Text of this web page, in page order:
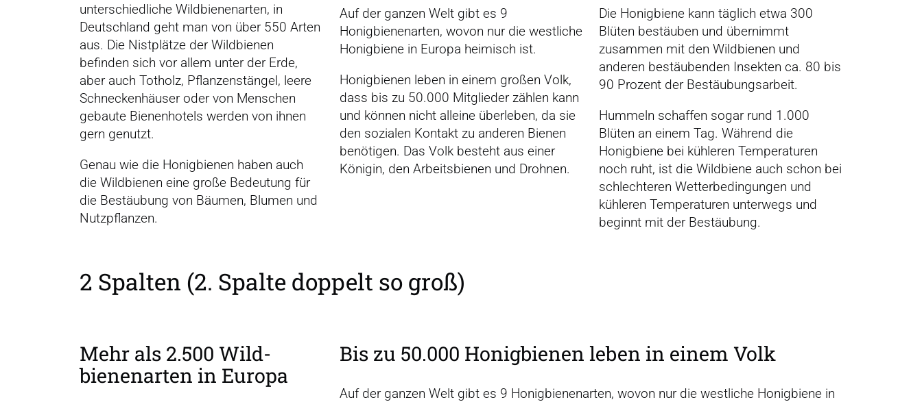
unterschiedliche Wildbienenarten, in
Deutschland geht man von über 550 Arten
aus. Die Nistplätze der Wildbienen
befinden sich vor allem unter der Erde,
aber auch Totholz, Pflanzenstängel, leere
Schneckenhäuser oder von Menschen
gebaute Bienenhotels werden von ihnen
gern genutzt.
Genau wie die Honigbienen haben auch
die Wildbienen eine große Bedeutung für
die Bestäubung von Bäumen, Blumen und
Nutzpflanzen.
Auf der ganzen Welt gibt es 9
Honigbienenarten, wovon nur die westliche
Honigbiene in Europa heimisch ist.
Honigbienen leben in einem großen Volk,
dass bis zu 50.000 Mitglieder zählen kann
und können nicht alleine überleben, da sie
den sozialen Kontakt zu anderen Bienen
benötigen. Das Volk besteht aus einer
Königin, den Arbeitsbienen und Drohnen.
Die Honigbiene kann täglich etwa 300
Blüten bestäuben und übernimmt
zusammen mit den Wildbienen und
anderen bestäubenden Insekten ca. 80 bis
90 Prozent der Bestäubungsarbeit.
Hummeln schaffen sogar rund 1.000
Blüten an einem Tag. Während die
Honigbiene bei kühleren Temperaturen
noch ruht, ist die Wildbiene auch schon bei
schlechteren Wetterbedingungen und
kühleren Temperaturen unterwegs und
beginnt mit der Bestäubung.
2 Spalten (2. Spalte doppelt so groß)
Mehr als 2.500 Wild­
bienen­arten in Europa
Bis zu 50.000 Honig­bienen leben in einem Volk
Auf der ganzen Welt gibt es 9 Honigbienenarten, wovon nur die westliche Honigbiene in